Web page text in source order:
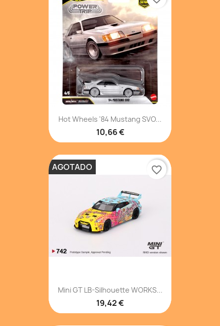
Hot Wheels '84 Mustang SVO...
10,66 €
Mini GT LB-Silhouette WORKS...
19,42 €
AGOTADO favorite_border